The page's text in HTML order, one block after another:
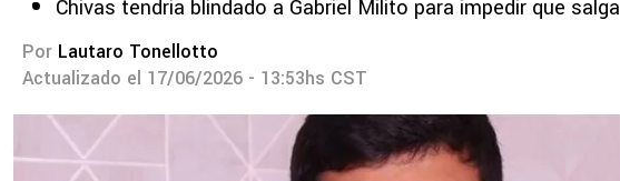
Chivas tendría blindado a Gabriel Milito para impedir que salga
Por Lautaro Tonellotto
Actualizado el 17/06/2026 - 13:53hs CST